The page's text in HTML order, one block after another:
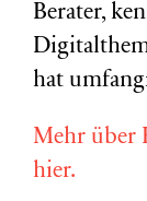
Berater,
hat
Mehr über
hier.